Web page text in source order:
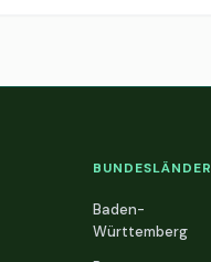
BUNDESLÄNDER
Baden-
Württemberg